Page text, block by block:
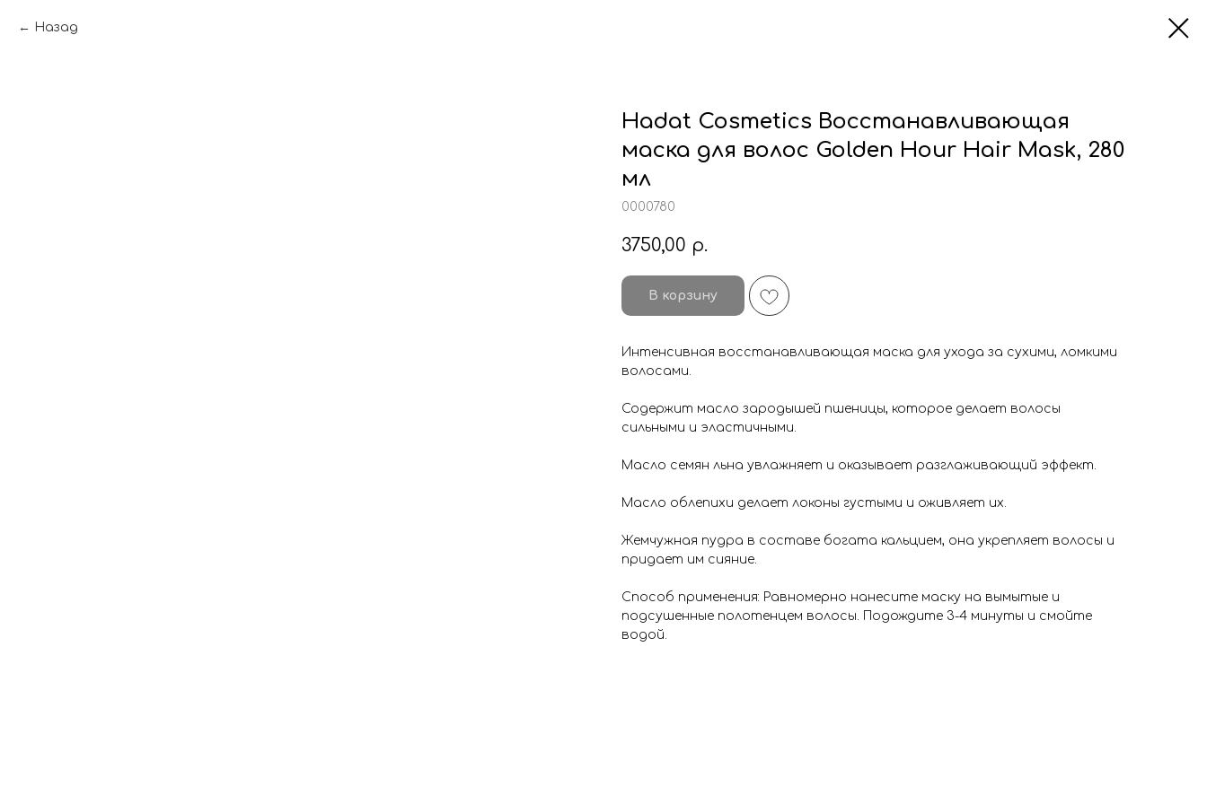
Назад
Hadat Cosmetics Восстанавливающая
маска для волос Golden Hour Hair Mask, 280
мл
0000780
3750,00 р.
В корзину
Интенсивная восстанавливающая маска для ухода за сухими, ломкими
волосами.
Содержит масло зародышей пшеницы, которое делает волосы
сильными и эластичными.
Масло семян льна увлажняет и оказывает разглаживающий эффект.
Масло облепихи делает локоны густыми и оживляет их.
Жемчужная пудра в составе богата кальцием, она укрепляет волосы и
придает им сияние.
Способ применения: Равномерно нанесите маску на вымытые и
подсушенные полотенцем волосы. Подождите 3-4 минуты и смойте
водой.